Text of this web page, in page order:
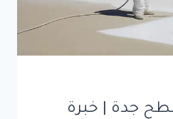
جدة | خبرة